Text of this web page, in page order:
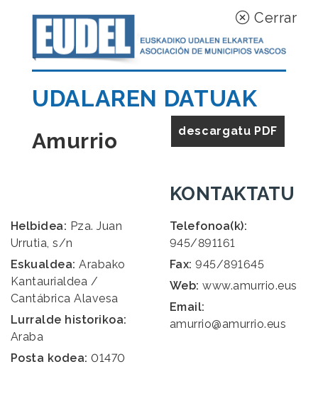
Cerrar
UDALAREN DATUAK
descargatu PDF
Amurrio
Helbidea: Pza. Juan
Urrutia, s/n
Eskualdea: Arabako
Kantaurialdea /
Cantábrica Alavesa
Lurralde historikoa:
Araba
Posta kodea: 01470
KONTAKTATU
Telefonoa(k):
945/891161
Fax: 945/891645
Web: www.amurrio.eus
Email:
amurrio@amurrio.eus